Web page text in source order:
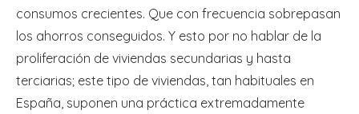
consumos crecientes. Que con frecuencia sobrepasan
los ahorros conseguidos. Y esto por no hablar de la
proliferación de viviendas secundarias y hasta
terciarias; este tipo de viviendas, tan habituales en
España, suponen una práctica extremadamente